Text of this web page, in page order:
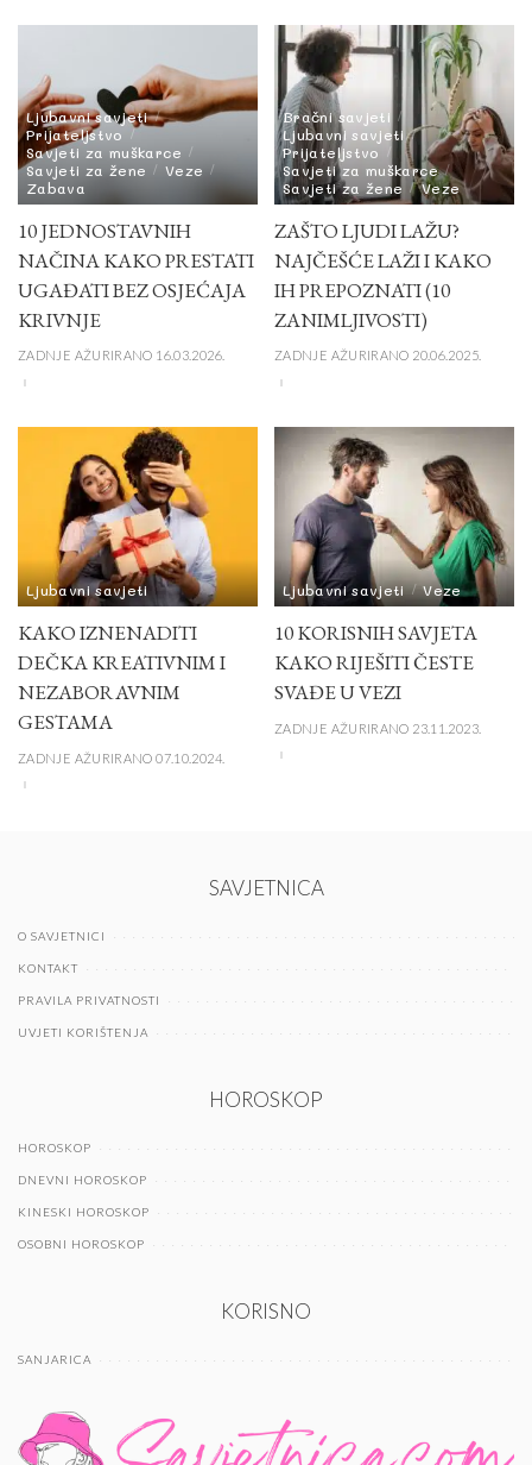
Ljubavni savjeti
Prijateljstvo
Savjeti za muškarce
Savjeti za žene
Veze
Zabava
10 JEDNOSTAVNIH
NAČINA KAKO PRESTATI
UGAĐATI BEZ OSJEĆAJA
KRIVNJE
ZADNJE AŽURIRANO 16.03.2026.
Bračni savjeti
Ljubavni savjeti
Prijateljstvo
Savjeti za muškarce
Savjeti za žene
Veze
ZAŠTO LJUDI LAŽU?
NAJČEŠĆE LAŽI I KAKO
IH PREPOZNATI (10
ZANIMLJIVOSTI)
ZADNJE AŽURIRANO 20.06.2025.
Ljubavni savjeti
KAKO IZNENADITI
DEČKA KREATIVNIM I
NEZABORAVNIM
GESTAMA
ZADNJE AŽURIRANO 07.10.2024.
Ljubavni savjeti Veze
10 KORISNIH SAVJETA
KAKO RIJEŠITI ČESTE
SVAĐE U VEZI
ZADNJE AŽURIRANO 23.11.2023.
SAVJETNICA
O SAVJETNICI
KONTAKT
PRAVILA PRIVATNOSTI
UVJETI KORIŠTENJA
HOROSKOP
HOROSKOP
DNEVNI HOROSKOP
KINESKI HOROSKOP
OSOBNI HOROSKOP
KORISNO
SANJARICA